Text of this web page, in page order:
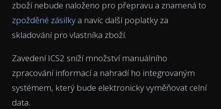
zboží nebude naloženo pro přepravu a znamená to
zpožděné zásilky a navíc další poplatky za
skladování pro vlastníka zboží.
Zavedení ICS2 sníží množství manuálního
zpracování informací a nahradí ho integrovaným
systémem, který bude elektronicky vyměňovat celní
data.